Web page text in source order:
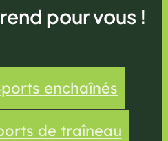
pour vous !
enchaînés
de traîneau